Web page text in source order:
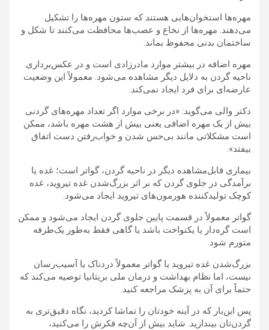
مهره‌ها استخوان‌هایی هستند که ستون مهره‌ها را تشکیل
می‌دهند. مهره‌ها از نخاع و عصب‌ها محافظت می‌کنند تا شکل و
ساختمان بدنی محفوظ بماند.
مهره اضافه در بیشتر موارد مادرزادی است و در عکس‌برداری
ناحیه گردن به دلایل دیگر مشاهده می‌شود. معمولاً این وضعیت
عارضه‌ای برای فرد ایجاد نمی‌کند.
دکتر والی می‌گوید: «در برخی موارد اگر تعداد مهره‌های گردنی
بیش از یک مهره اضافی یعنی بیش از هشت مهره باشد، ممکن
است مشکلاتی مانند بی‌حس شدن و خواب‌رفتن دست اتفاق
بیفتد».
بیماری قابل‌مشاهده دیگر در ناحیه گردن، گواتر است؛ غده یا
برآمدگی در جلوی گردن که بر اثر بزرگ‌شدن غده تیروید، غده
کوچک تولیدکننده هورمون‌های تیروید ایجاد می‌شود.
گواتر معمولاً در قسمت پایین جلوی گردن ایجاد می‌شود و ممکن
است گره‌دار یا یکنواخت باشد یا گاهی فقط به‌طور یک‌طرفه
متورم شود.
بزرگ‌شدن غده تیروید یا گواتر معمولاً دردناک یا آسیب‌رسان
نیست، اما نظام بهداشت و درمان ملی بریتانیا توصیه می‌کند که
حتماً برای آن به پزشک مراجعه کنید.
پس این‌بار که در آینه خودتان را تماشا کردید، نگاه دقیق‌تری به
گردن‌تان بیندازید. شاید بیش از آن‌چه فکرش را می‌کنید،